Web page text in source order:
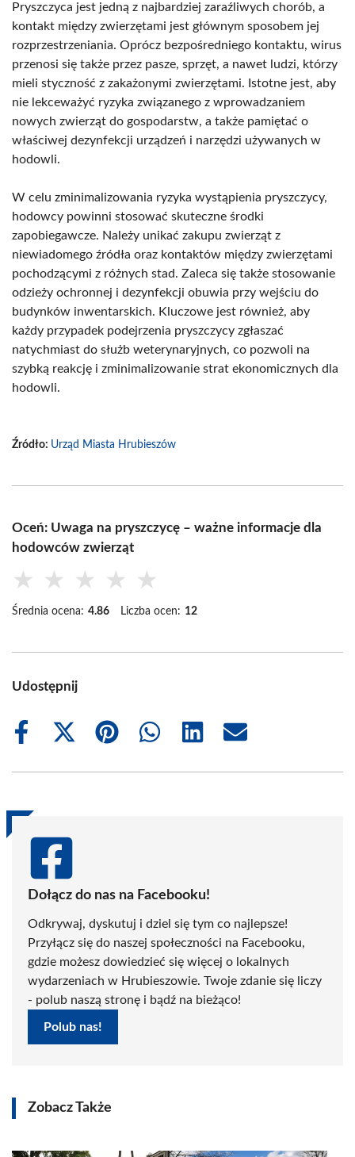
Pryszczyca jest jedną z najbardziej zaraźliwych chorób, a
kontakt między zwierzętami jest głównym sposobem jej
rozprzestrzeniania. Oprócz bezpośredniego kontaktu, wirus
przenosi się także przez pasze, sprzęt, a nawet ludzi, którzy
mieli styczność z zakażonymi zwierzętami. Istotne jest, aby
nie lekceważyć ryzyka związanego z wprowadzaniem
nowych zwierząt do gospodarstw, a także pamiętać o
właściwej dezynfekcji urządzeń i narzędzi używanych w
hodowli.
W celu zminimalizowania ryzyka wystąpienia pryszczycy,
hodowcy powinni stosować skuteczne środki
zapobiegawcze. Należy unikać zakupu zwierząt z
niewiadomego źródła oraz kontaktów między zwierzętami
pochodzącymi z różnych stad. Zaleca się także stosowanie
odzieży ochronnej i dezynfekcji obuwia przy wejściu do
budynków inwentarskich. Kluczowe jest również, aby
każdy przypadek podejrzenia pryszczycy zgłaszać
natychmiast do służb weterynaryjnych, co pozwoli na
szybką reakcję i zminimalizowanie strat ekonomicznych dla
hodowli.
Źródło: Urząd Miasta Hrubieszów
Oceń: Uwaga na pryszczycę – ważne informacje dla
hodowców zwierząt
★ ★ ★ ★ ★
Średnia ocena: 4.86 Liczba ocen: 12
Udostępnij
Share
Share
(Twitter)
Share
Share
Share
Share
Dołącz do nas na Facebooku!
Odkrywaj, dyskutuj i dziel się tym co najlepsze!
Przyłącz się do naszej społeczności na Facebooku,
gdzie możesz dowiedzieć się więcej o lokalnych
wydarzeniach w Hrubieszowie. Twoje zdanie się liczy
- polub naszą stronę i bądź na bieżąco!
Polub nas!
Zobacz Także